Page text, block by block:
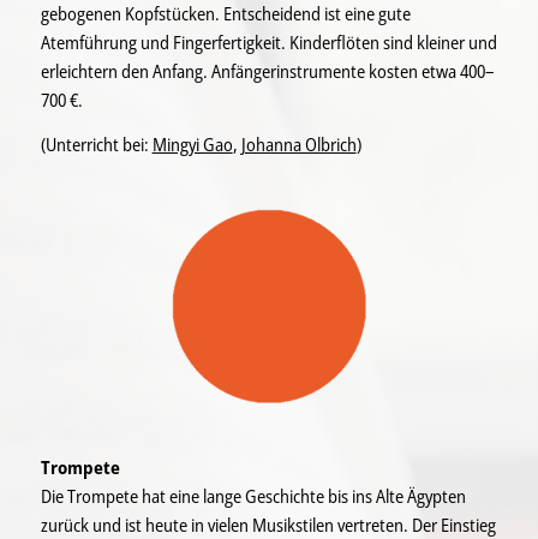
gebogenen Kopfstücken. Entscheidend ist eine gute
Atemführung und Fingerfertigkeit. Kinderflöten sind kleiner und
erleichtern den Anfang. Anfängerinstrumente kosten etwa 400–
700 €.
(Unterricht bei: Mingyi Gao, Johanna Olbrich)
Trompete
Die Trompete hat eine lange Geschichte bis ins Alte Ägypten
zurück und ist heute in vielen Musikstilen vertreten. Der Einstieg